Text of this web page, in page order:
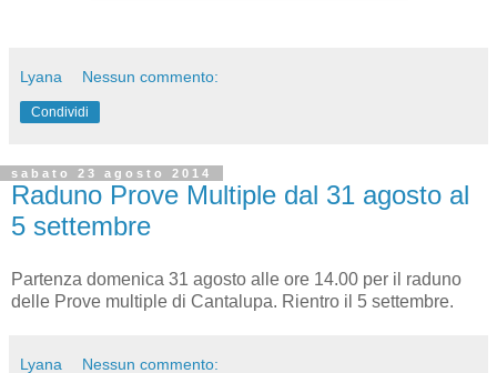
Lyana Nessun commento:
Condividi
sabato 23 agosto 2014
Raduno Prove Multiple dal 31 agosto al
5 settembre
Partenza domenica 31 agosto alle ore 14.00 per il raduno
delle Prove multiple di Cantalupa. Rientro il 5 settembre.
Lyana Nessun commento: